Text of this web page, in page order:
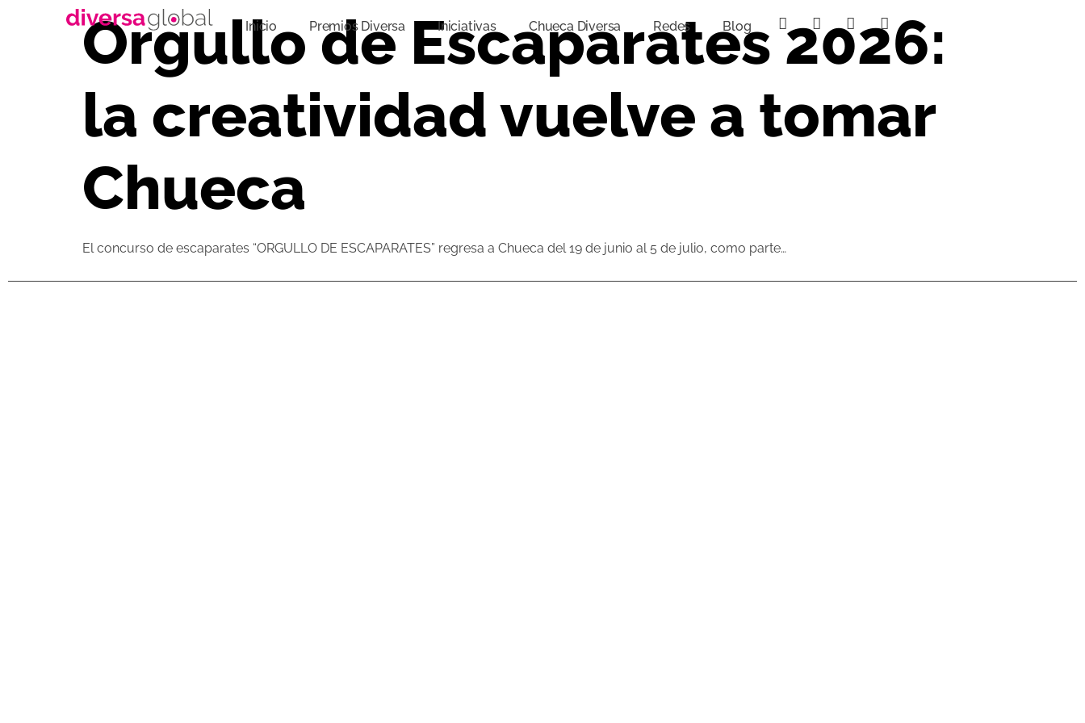
Inicio Premios Diversa Iniciativas Chueca Diversa Redes Blog
Orgullo de Escaparates 2026:
la creatividad vuelve a tomar
Chueca
El concurso de escaparates “ORGULLO DE ESCAPARATES” regresa a Chueca del 19 de junio al 5 de julio, como parte…